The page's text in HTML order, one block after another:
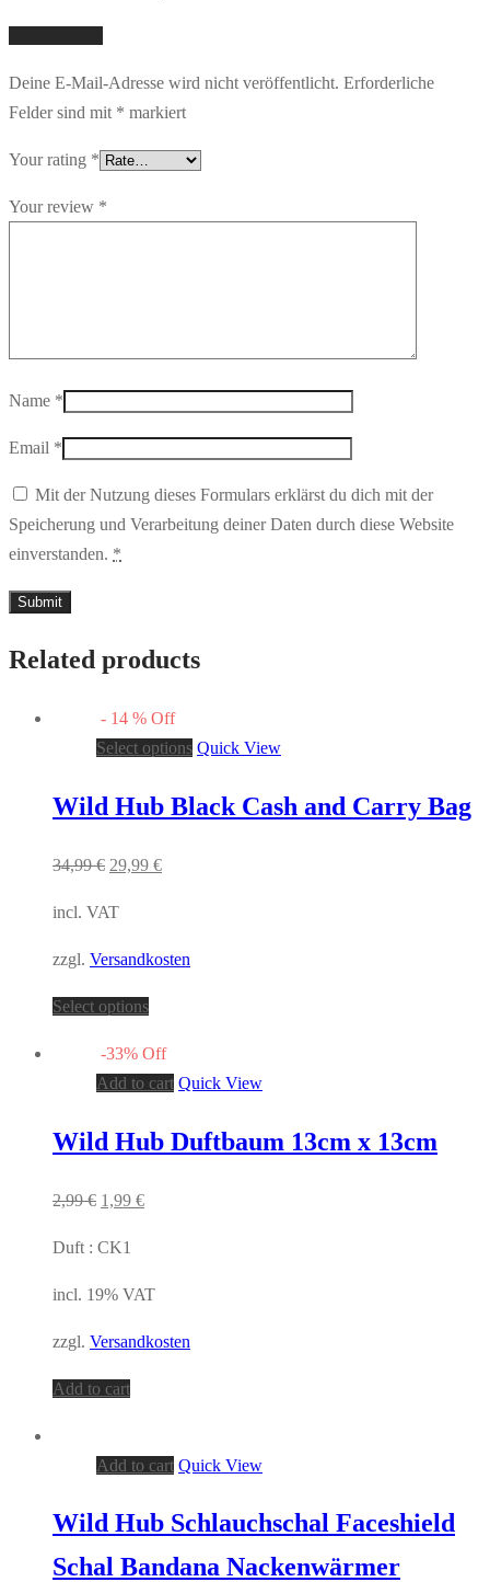
Deine E-Mail-Adresse wird nicht veröffentlicht. Erforderliche
Felder sind mit * markiert
Your rating *
Your review *
Name *
Email *
Mit der Nutzung dieses Formulars erklärst du dich mit der
Speicherung und Verarbeitung deiner Daten durch diese Website
einverstanden. *
Related products
- 14 % Off
Select options Quick View
Wild Hub Black Cash and Carry Bag
34,99€ 29,99 €
incl. VAT
zzgl. Versandkosten
Select options
-33% Off
Add to cart Quick View
Wild Hub Duftbaum 13cm x 13cm
2,99€ 1,99 €
Duft : CK1
incl. 19% VAT
zzgl. Versandkosten
Add to cart
Add to cart Quick View
Wild Hub Schlauchschal Faceshield
Schal Bandana Nackenwärmer